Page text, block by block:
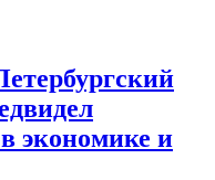
экономике и